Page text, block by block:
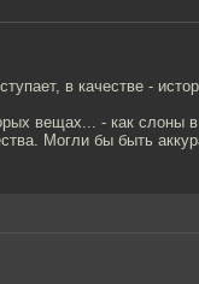
в качестве -
вещах... - как слоны
Могли бы быть